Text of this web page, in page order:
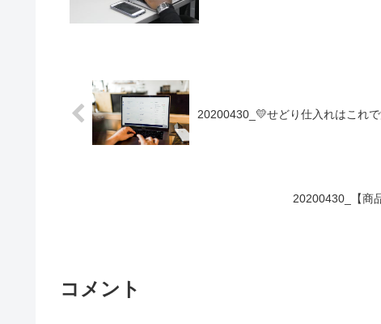
20200430_💛せどり仕入れはこれ
20200430_【商
コメント